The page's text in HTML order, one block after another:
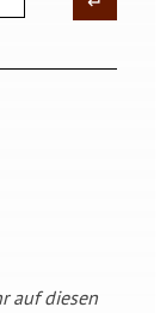
auf diesen